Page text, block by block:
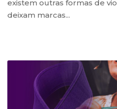
existem outras formas de
deixam marcas...